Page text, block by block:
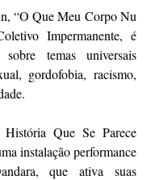
“O Que Meu Corpo Nu
Impermanente, é
temas universais
gordofobia, racismo,
Que Se Parece
instalação performance
que ativa suas